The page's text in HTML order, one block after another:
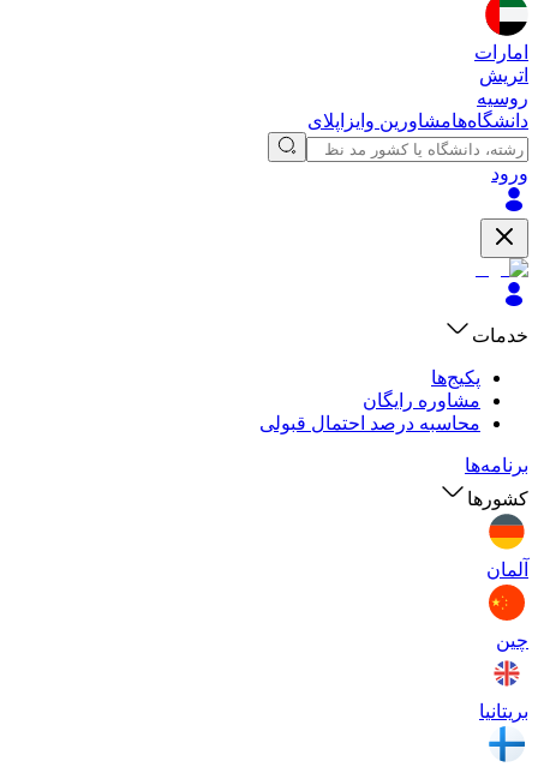
امارات
اتریش
روسیه
دانشگاه‌هامشاورین وایزاپلای
ورود
خدمات
پکیج‌ها
مشاوره رایگان
محاسبه درصد احتمال قبولی
برنامه‌ها
کشورها
آلمان
چین
بریتانیا